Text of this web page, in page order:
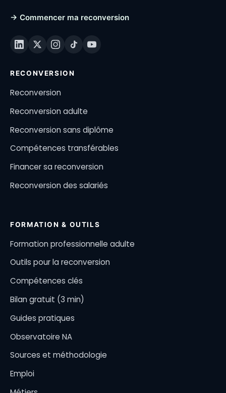
→ Commencer ma reconversion
RECONVERSION
Reconversion
Reconversion adulte
Reconversion sans diplôme
Compétences transférables
Financer sa reconversion
Reconversion des salariés
FORMATION & OUTILS
Formation professionnelle adulte
Outils pour la reconversion
Compétences clés
Bilan gratuit (3 min)
Guides pratiques
Observatoire NA
Sources et méthodologie
Emploi